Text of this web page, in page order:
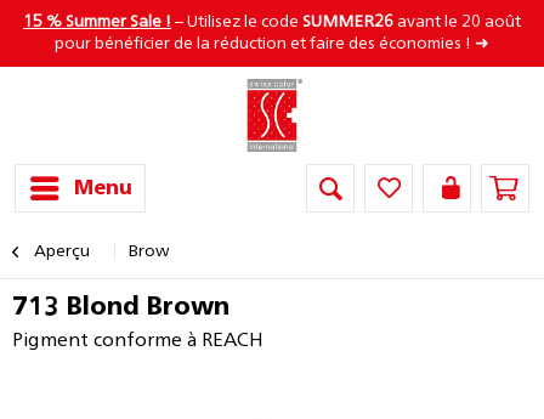
15 % Summer Sale ! – Utilisez le code SUMMER26 avant le 20 août
pour bénéficier de la réduction et faire des économies ! ➜
Menu
Aperçu Brow
713 Blond Brown
Pigment conforme à REACH